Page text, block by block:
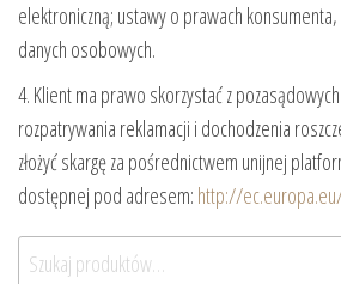
elektroniczną; ustawy o prawach
danych osobowych.
4. Klient ma prawo skorzystać z
rozpatrywania reklamacji i dochodzenia
złożyć skargę za pośrednictwem unijnej
dostępnej pod adresem: http://
Szukaj: